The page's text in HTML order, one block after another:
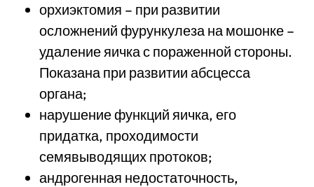
орхиэктомия – при развитии
осложнений фурункулеза на мошонке –
удаление яичка с пораженной стороны.
Показана при развитии абсцесса
органа;
нарушение функций яичка, его
придатка, проходимости
семявыводящих протоков;
андрогенная недостаточность,